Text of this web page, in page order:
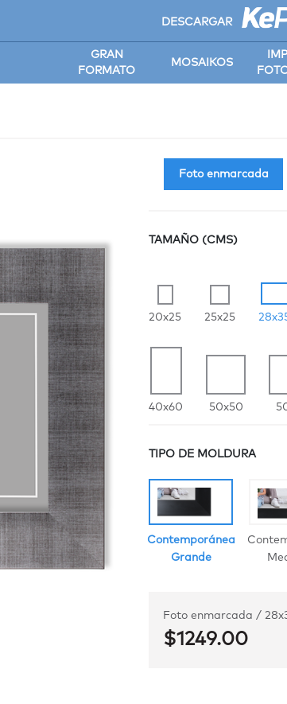
DESCARGAR
GRAN
FORMATO
MOSAIKOS
Foto enmarcada
TAMAÑO (CMS)
20x25 25x25
40x60 50x50
TIPO DE MOLDURA
Contemporánea
Grande
Foto enmarcada /
$1249.00